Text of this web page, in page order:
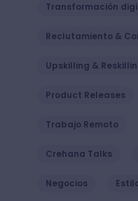
Transformación
Reclutamiento &
Upskilling &
Product Releases
Trabajo Remoto
Crehana Talks
Negocios